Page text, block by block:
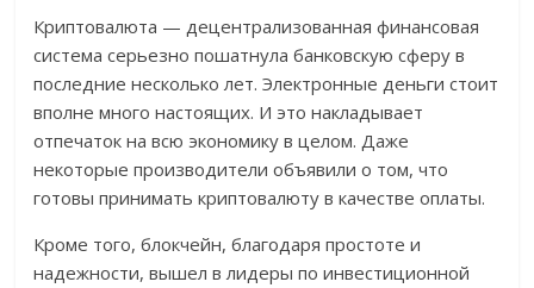
Криптовалюта — децентрализованная финансовая
система серьезно пошатнула банковскую сферу в
последние несколько лет. Электронные деньги стоит
вполне много настоящих. И это накладывает
отпечаток на всю экономику в целом. Даже
некоторые производители объявили о том, что
готовы принимать криптовалюту в качестве оплаты.
Кроме того, блокчейн, благодаря простоте и
надежности, вышел в лидеры по инвестиционной